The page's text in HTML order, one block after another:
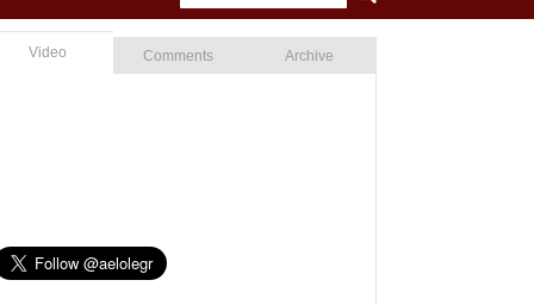
Video Comments Archive